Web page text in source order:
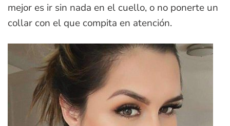
mejor es ir sin nada en el cuello, o no ponerte un
collar con el que compita en atención.